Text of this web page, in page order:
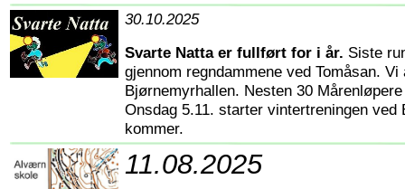
30.10.2025
Svarte Natta er fullført for i år. Siste
gjennom regndammene ved Tomåsan.
Bjørnemyrhallen. Nesten 30
Onsdag 5.11. starter vintertreningen
kommer.
11.08.2025